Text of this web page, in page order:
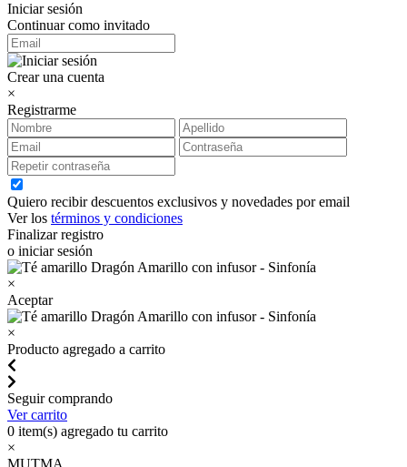
Iniciar sesión
Continuar como invitado
Crear una cuenta
×
Registrarme
Quiero recibir descuentos exclusivos y novedades por email
Ver los términos y condiciones
Finalizar registro
o iniciar sesión
×
Aceptar
×
Producto agregado a carrito
Seguir comprando
Ver carrito
0 item(s) agregado tu carrito
×
MUTMA